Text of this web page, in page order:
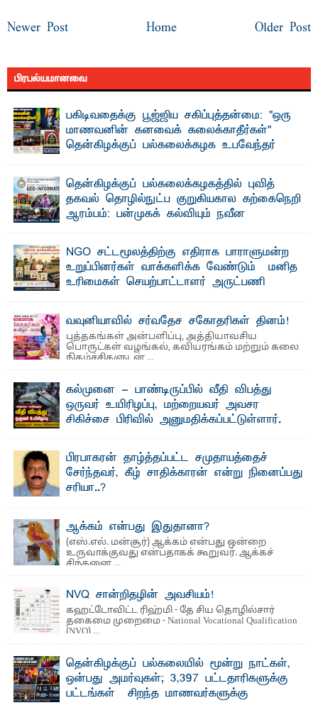
Newer Post Older Post
Home
பிரபல்யமானவை
பகிடிவதைக்கு பூஜ்ஜிய சகிப்புத்தன்மை: "ஒரு
மாணவனின் கனவைக் கலைக்காதீர்கள்" –
தென்கிழக்குப் பல்கலைக்கழக உபவேந்தர்
"ஒ ரு மாணவனின் அல்லது மாணவியின் கனவு என்னால்
கலைக்கப்படாது" என்ற உறுதியை ஒவ்வொரு மாணவரும் ...
தென்கிழக்குப் பல்கலைக்கழகத்தில் புவித்
தகவல் தொழில்நுட்ப குறுகியகால கற்கைநெறி
ஆரம்பம்: பன்முகக் கல்வியும் நவீன
பேராசிரியர் எம். எம். பாஸில்
தெ ன்கிழக்குப் பல்கலைக்கழகத்தின் கலை மற்றும் கலாசார
பீடத்தின் புவியியல் துறையினால் ...
NGO சட்டமூலத்திற்கு எதிராக பாராளுமன்ற
உறுப்பினர்கள் வாக்களிக்க வேண்டும் – மனித
உரிமைகள் செயற்பாட்டாளர் அருட்பணி
ஜே. எப். காமிலா பேகம்- இ லங்கை அரசாங்கம் அரசுசாரா
அமைப்புகள் (NGO) தொடர்பான புதிய சட்டமூலத்தை ...
வவுனியாவில் சர்வதேச சகோதரிகள் தினம்!
புத்தகங்கள் அன்பளிப்பு, அத்தியாவசிய
பொருட்கள் வழங்கல், கவியரங்கம் மற்றும் கலை
நிகழ்ச்சிகளுடன் ...
கல்முனை - பாண்டிருப்பில் வீதி விபத்து
ஒருவர் உயிரிழப்பு, மற்றையவர் அவசர
சிகிச்சை பிரிவில் அனுமதிக்கப்பட்டுள்ளார்.
பாண்டிருப்பு ...பிரபாகரன் தாழ்த்தப்பட்ட சமுதாயத்தைச்
சேர்ந்தவர், கீழ் சாதிக்காரன் என்று நினைப்பது
சரியா..?
ஆக்கம் என்பது இதுதானா?
(எஸ்.எல். மன்சூர்) ஆக்கம் என்பது ஒன்றை
உருவாக்குவது என்பதாகக் கூறுவர். ஆக்கச்
சிந்தனை ...
NVQ சான்றிதழின் அவசியம்!
கஹட்டோவிட்ட ரிஹ்மி - தே சிய தொழில்சார்
தகைமை முறைமை - National Vocational Qualification
(NVQ) ...
தென்கிழக்குப் பல்கலையில் மூன்று நாட்கள்,
ஒன்பது அமர்வுகள்; 3,397 பட்டதாரிகளுக்கு
பட்டங்கள் – சிறந்த மாணவர்களுக்கு